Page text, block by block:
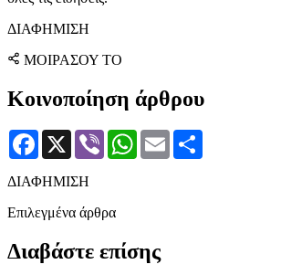
ΔΙΑΦΗΜΙΣΗ
ΜΟΙΡΑΣΟΥ ΤΟ
Κοινοποίηση άρθρου
Facebook
X Viber WhatsApp
Email
ΔΙΑΦΗΜΙΣΗ
Επιλεγμένα άρθρα
Διαβάστε επίσης